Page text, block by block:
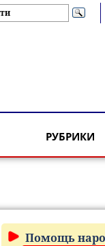
РУБРИКИ
Помощь